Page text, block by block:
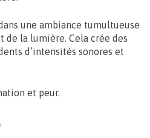
une ambiance tumultueuse
de la lumière. Cela crée des
d’intensités sonores et
et peur.